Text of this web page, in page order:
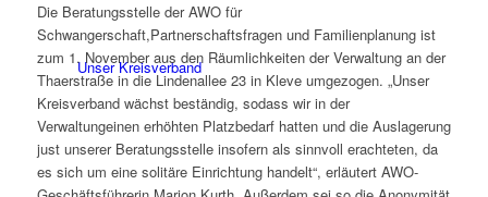
Unser Kreisverband
Die Beratungsstelle der AWO für
Schwangerschaft,Partnerschaftsfragen und Familienplanung ist
zum 1. November aus den Räumlichkeiten der Verwaltung an der
Thaerstraße in die Lindenallee 23 in Kleve umgezogen. „Unser
Kreisverband wächst beständig, sodass wir in der
Verwaltungeinen erhöhten Platzbedarf hatten und die Auslagerung
just unserer Beratungsstelle insofern als sinnvoll erachteten, da
es sich um eine solitäre Einrichtung handelt“, erläutert AWO-